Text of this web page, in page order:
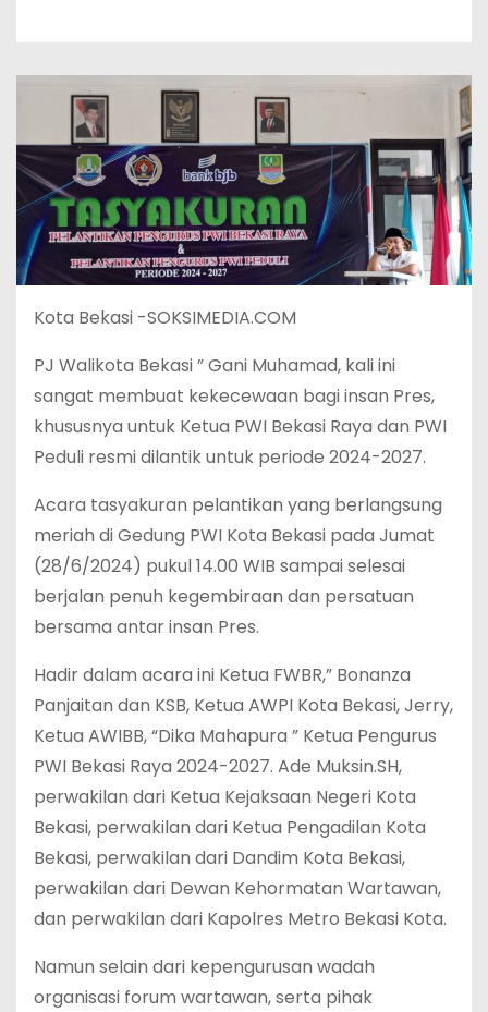
Kota Bekasi -SOKSIMEDIA.COM
PJ Walikota Bekasi ” Gani Muhamad, kali ini
sangat membuat kekecewaan bagi insan Pres,
khususnya untuk Ketua PWI Bekasi Raya dan PWI
Peduli resmi dilantik untuk periode 2024-2027.
Acara tasyakuran pelantikan yang berlangsung
meriah di Gedung PWI Kota Bekasi pada Jumat
(28/6/2024) pukul 14.00 WIB sampai selesai
berjalan penuh kegembiraan dan persatuan
bersama antar insan Pres.
Hadir dalam acara ini Ketua FWBR,” Bonanza
Panjaitan dan KSB, Ketua AWPI Kota Bekasi, Jerry,
Ketua AWIBB, “Dika Mahapura ” Ketua Pengurus
PWI Bekasi Raya 2024-2027. Ade Muksin.SH,
perwakilan dari Ketua Kejaksaan Negeri Kota
Bekasi, perwakilan dari Ketua Pengadilan Kota
Bekasi, perwakilan dari Dandim Kota Bekasi,
perwakilan dari Dewan Kehormatan Wartawan,
dan perwakilan dari Kapolres Metro Bekasi Kota.
Namun selain dari kepengurusan wadah
organisasi forum wartawan, serta pihak